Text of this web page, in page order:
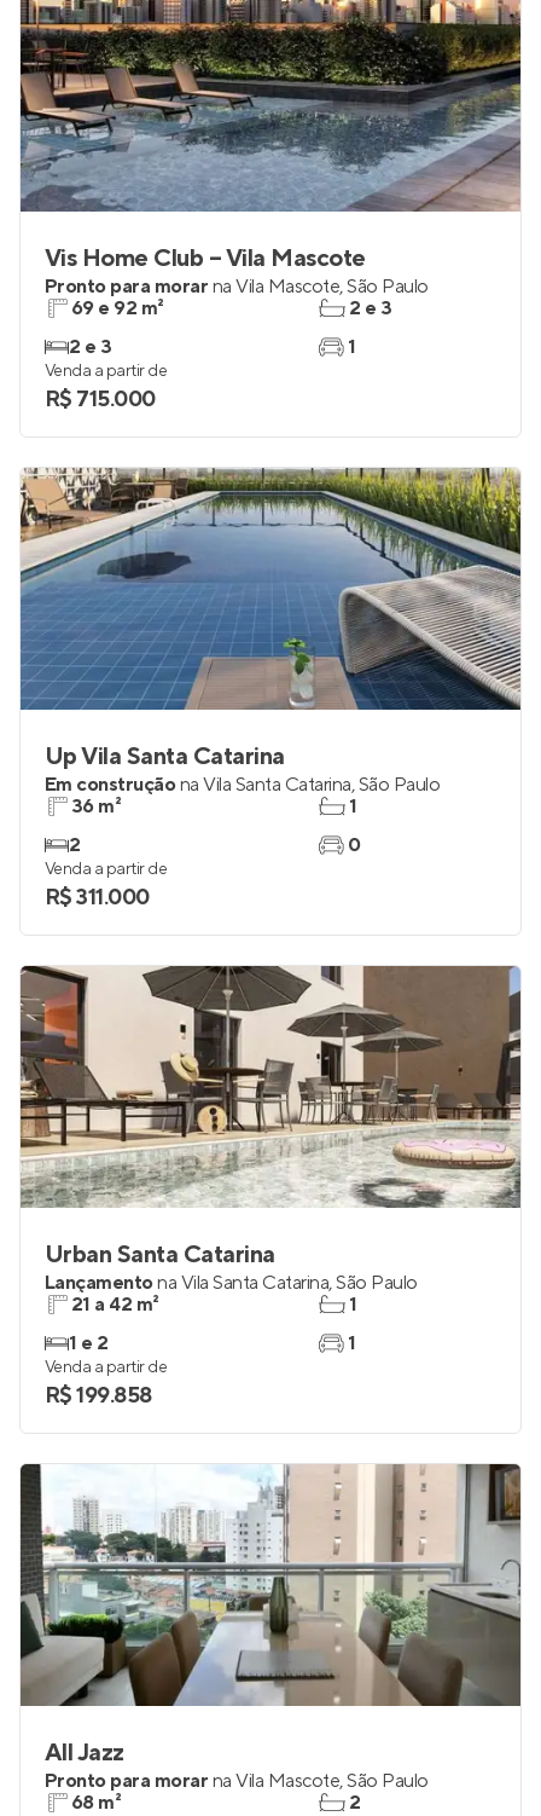
Vis Home Club – Vila Mascote
Pronto para morar na Vila Mascote,São Paulo
69 e 92 m²
2 e 3
2 e 3
1
Venda a partir de
R$ 715.000
Up Vila Santa Catarina
Em construçãona Vila Santa Catarina,São Paulo
36 m²
2
1
0
Venda a partir de
R$ 311.000
Urban Santa Catarina
Lançamentona Vila Santa Catarina,São Paulo
21 a 42 m²
1 e 2
1
1
Venda a partir de
R$ 199.858
All Jazz
Pronto para morar na Vila Mascote,São Paulo
68 m²
2